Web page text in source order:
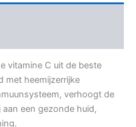
vitamine C uit de beste
met heemijzerrijke
verhoogt de
een gezonde huid,